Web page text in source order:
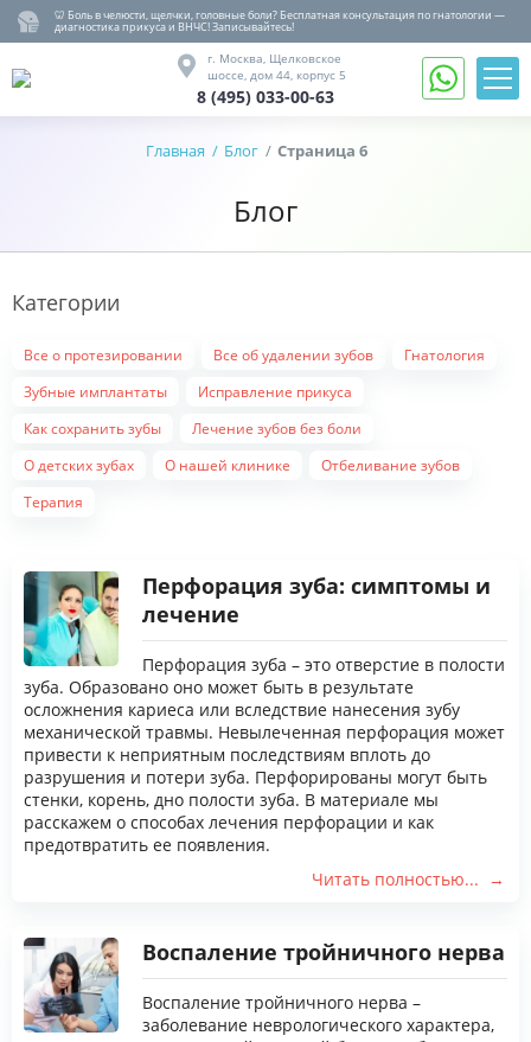
🦷 Боль в челюсти, щелчки, головные боли? Бесплатная консультация по гнатологии —
диагностика прикуса и ВНЧС! Записывайтесь!
г. Москва, Щелковское
шоссе, дом 44, корпус 5
8 (495) 033-00-63
Главная Блог Страница 6
Блог
Категории
Все о протезировании Все об удалении зубов
Гнатология
Зубные имплантаты
Исправление прикуса
Как сохранить зубы
Лечение зубов без боли
О детских зубах
О нашей клинике
Отбеливание зубов
Терапия
Перфорация зуба: симптомы и
лечение
Перфорация зуба – это отверстие в полости
зуба. Образовано оно может быть в результате
осложнения кариеса или вследствие нанесения зубу
механической травмы. Невылеченная перфорация может
привести к неприятным последствиям вплоть до
разрушения и потери зуба. Перфорированы могут быть
стенки, корень, дно полости зуба. В материале мы
расскажем о способах лечения перфорации и как
предотвратить ее появления.
Читать полностью...
Воспаление тройничного нерва
Воспаление тройничного нерва –
заболевание неврологического характера,
8 (495) 033-00-63
удаление
Имплантация
Детство
Ортодонтия
Гигиена
О
Цены
Контакты
Отзывы
Блог